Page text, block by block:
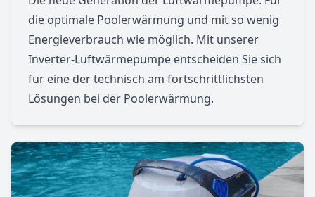
die optimale Poolerwärmung und mit so wenig
Energieverbrauch wie möglich. Mit unserer
Inverter-Luftwärmepumpe entscheiden Sie sich
für eine der technisch am fortschrittlichsten
Lösungen bei der Poolerwärmung.